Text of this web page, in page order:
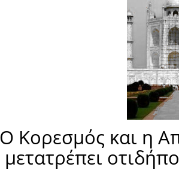
Ο Κορεσμός και η
μετατρέπει